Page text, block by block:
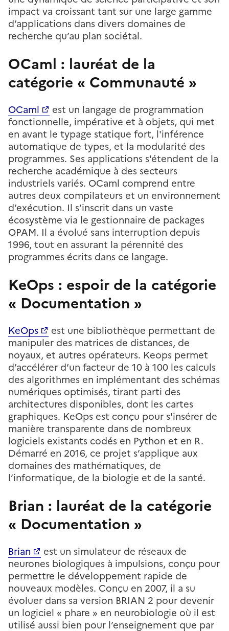
impact va croissant tant sur une large gamme
d’applications dans divers domaines de
recherche qu’au plan sociétal.
OCaml : lauréat de la
catégorie « Communauté »
OCaml
est un langage de programmation
fonctionnelle, impérative et à objets, qui met
en avant le typage statique fort, l'inférence
automatique de types, et la modularité des
programmes. Ses applications s'étendent de la
recherche académique à des secteurs
industriels variés. OCaml comprend entre
autres deux compilateurs et un environnement
d’exécution. Il s’inscrit dans un vaste
écosystème via le gestionnaire de packages
OPAM. Il a évolué sans interruption depuis
1996, tout en assurant la pérennité des
programmes écrits dans ce langage.
KeOps : espoir de la catégorie
« Documentation »
KeOps
est une bibliothèque permettant de
manipuler des matrices de distances, de
noyaux, et autres opérateurs. Keops permet
d’accélérer d’un facteur de 10 à 100 les calculs
des algorithmes en implémentant des schémas
numériques optimisés, tirant parti des
architectures disponibles, dont les cartes
graphiques. KeOps est conçu pour s'insérer de
manière transparente dans de nombreux
logiciels existants codés en Python et en R.
Démarré en 2016, ce projet s’applique aux
domaines des mathématiques, de
l’informatique, de la biologie et de la santé.
Brian : lauréat de la catégorie
« Documentation »
Brian
est un simulateur de réseaux de
neurones biologiques à impulsions, conçu pour
permettre le développement rapide de
nouveaux modèles. Conçu en 2007, il a su
évoluer dans sa version BRIAN 2 pour devenir
un logiciel « phare » en neurobiologie où il est
utilisé aussi bien pour l’enseignement que par